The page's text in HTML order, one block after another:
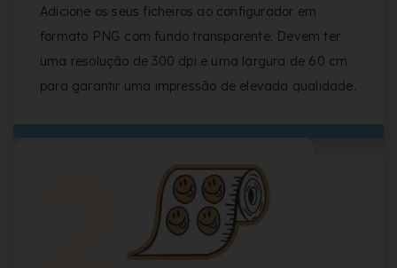
Adicione os seus ficheiros ao configurador em
formato PNG com fundo transparente. Devem ter
uma resolução de 300 dpi e uma largura de 60 cm
para garantir uma impressão de elevada qualidade.